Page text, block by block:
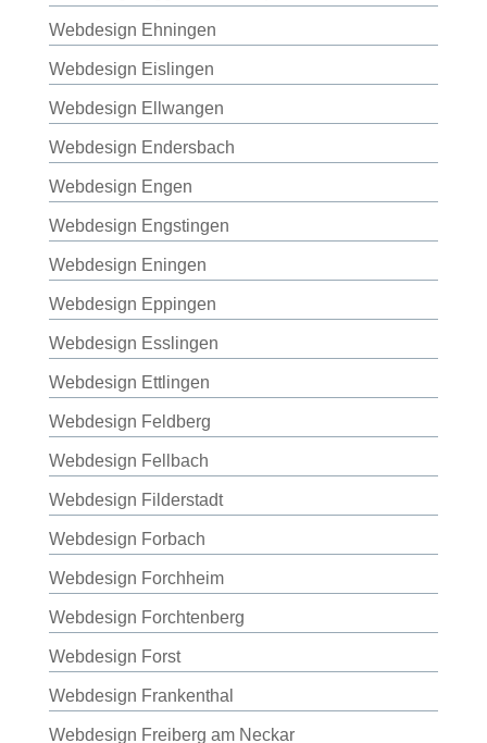
Webdesign Ehningen
Webdesign Eislingen
Webdesign Ellwangen
Webdesign Endersbach
Webdesign Engen
Webdesign Engstingen
Webdesign Eningen
Webdesign Eppingen
Webdesign Esslingen
Webdesign Ettlingen
Webdesign Feldberg
Webdesign Fellbach
Webdesign Filderstadt
Webdesign Forbach
Webdesign Forchheim
Webdesign Forchtenberg
Webdesign Forst
Webdesign Frankenthal
Webdesign Freiberg am Neckar